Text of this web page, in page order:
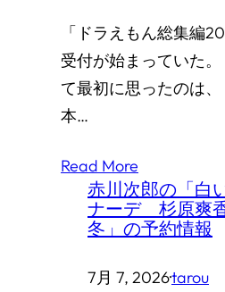
「ドラえもん総集編
受付が始まっていた
て最初に思ったのは
本…
Read More
赤川次郎の「白
ナーデ 杉原爽
冬」の予約情報
7月 7, 2026·tarou